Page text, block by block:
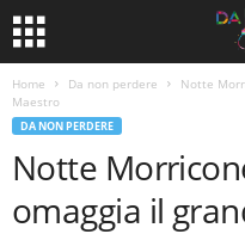
Home Da non perdere
Notte
Maestro
DA NON PERDERE
Notte
omaggia il